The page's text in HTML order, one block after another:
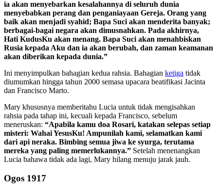
ia akan menyebarkan kesalahannya di seluruh dunia
menyebabkan perang dan penganiayaan Gereja. Orang yang
baik akan menjadi syahid; Bapa Suci akan menderita banyak;
berbagai-bagai negara akan dimusnahkan. Pada akhirnya,
Hati KudusKu akan menang. Bapa Suci akan menahbiskan
Rusia kepada Aku dan ia akan berubah, dan zaman keamanan
akan diberikan kepada dunia.”
Ini menyimpulkan bahagian kedua rahsia. Bahagian ketiga tidak
diumumkan hingga tahun 2000 semasa upacara beatifikasi Jacinta
dan Francisco Marto.
Mary khususnya memberitahu Lucia untuk tidak mengisahkan
rahsia pada tahap ini, kecuali kepada Francisco, sebelum
meneruskan: “Apabila kamu doa Rosari, katakan selepas setiap
misteri: Wahai YesusKu! Ampunilah kami, selamatkan kami
dari api neraka. Bimbing semua jiwa ke syurga, terutama
mereka yang paling memerlukannya.” Setelah menenangkan
Lucia bahawa tidak ada lagi, Mary hilang menuju jarak jauh.
Ogos 1917